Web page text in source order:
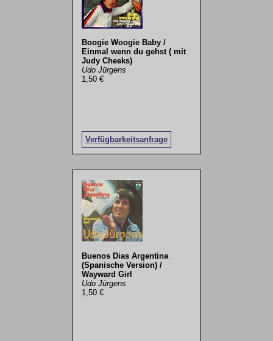
Boogie Woogie Baby /
Einmal wenn du gehst ( mit
Judy Cheeks)
Udo Jürgens
1,50 €
Verfügbarkeitsanfrage
Buenos Dias Argentina
(Spanische Version) /
Wayward Girl
Udo Jürgens
1,50 €